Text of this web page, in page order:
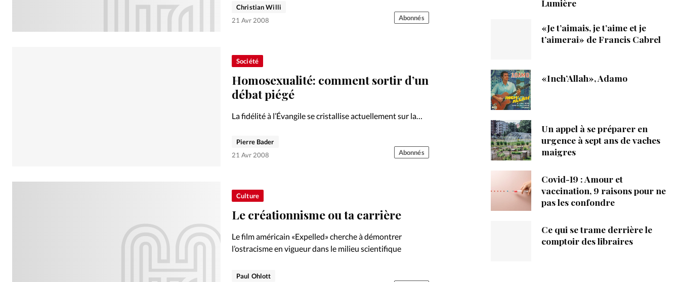
Christian Willi
21 Avr 2008
Abonnés
Société
Homosexualité: comment sortir d’un
débat piégé
La fidélité à l’Évangile se cristallise actuellement sur la
réformé, il y a lieu de désamorcer ce mécanisme
Pierre Bader
21 Avr 2008
Abonnés
Culture
Le créationnisme ou ta carrière
Le film américain «Expelled» cherche à démontrer
l’ostracisme en vigueur dans le milieu scientifique
Paul Ohlott
Lumière
«Je t’aimais, je t’aime et je
t’aimerai» de Francis Cabrel
«Inch’Allah», Adamo
Un appel à se préparer en
urgence à sept ans de vaches
maigres
Covid-19 : Amour et
vaccination, 9 raisons pour ne
pas les confondre
Ce qui se trame derrière le
comptoir des libraires